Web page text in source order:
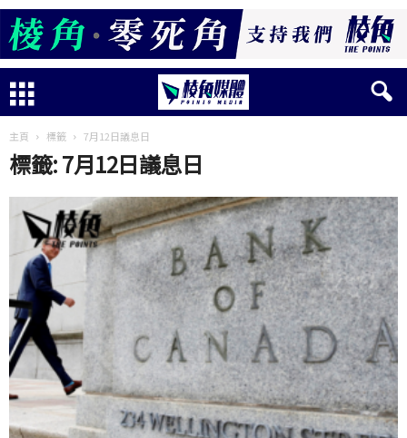
主頁 標籤 7月12日議息日
標籤: 7月12日議息日